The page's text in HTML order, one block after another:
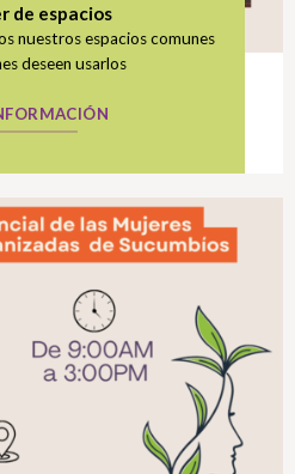
de espacios
nuestros espacios comunes
deseen usarlos